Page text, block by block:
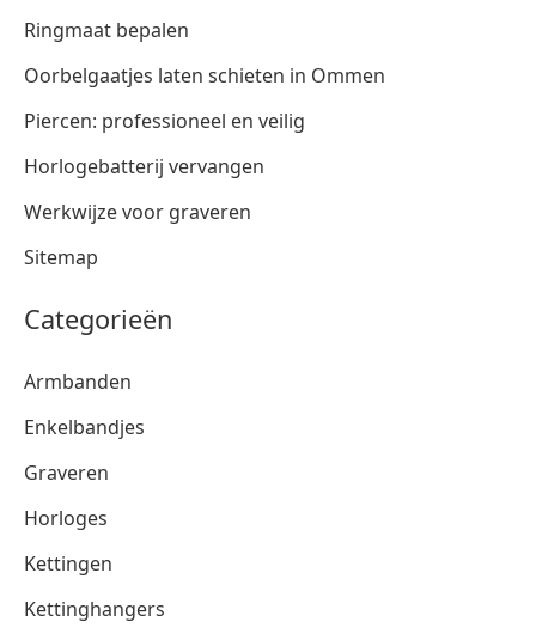
Ringmaat bepalen
Oorbelgaatjes laten schieten in Ommen
Piercen: professioneel en veilig
Horlogebatterij vervangen
Werkwijze voor graveren
Sitemap
Categorieën
Armbanden
Enkelbandjes
Graveren
Horloges
Kettingen
Kettinghangers